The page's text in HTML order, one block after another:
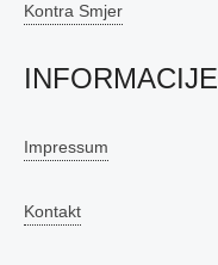
Kontra Smjer
INFORMACIJE
Impressum
Kontakt